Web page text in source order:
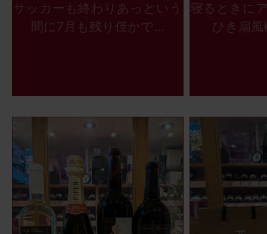
サッカーも終わりあっという
間に7月も残り僅かで...
寝るときに
ひき扇